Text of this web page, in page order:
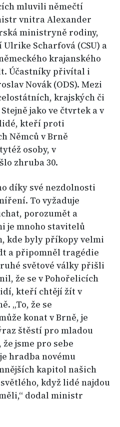
mluvili němečtí
vnitra Alexander
ministryně rodiny,
Scharfová (CSU) a
krajanského
Účastníky přivítal i
Novák (ODS). Mezi
krajských či
jako ve čtvrtek a v
kteří proti
Němců v Brně
osoby, v
zhruba 30.
díky své nezdolnosti
To vyžaduje
porozumět a
je mnoho stavitelů
kde byly příkopy velmi
a připomněl tragédie
světové války přišli
že se v Pohořelicích
kteří chtějí žít v
„To, že se
konat v Brně, je
štěstí pro mladou
že jsme pro sebe
hradba novému
kapitol našich
když lidé najdou
dodal ministr